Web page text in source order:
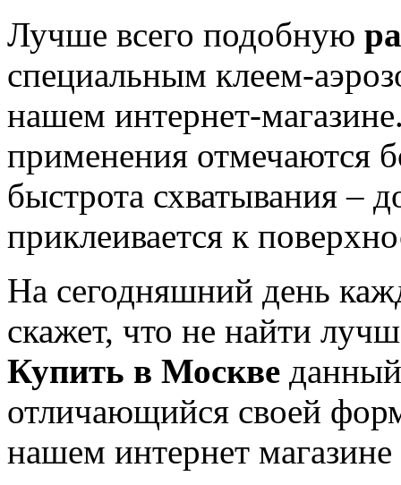
Лучше всего подобную
специальным клеем-
нашем интернет-
применения отмечаются
быстрота схватывания –
приклеивается к
На сегодняшний день
скажет, что не найти
Купить в Москве
отличающийся своей
нашем интернет